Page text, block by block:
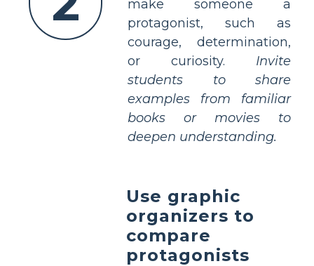
make someone a
protagonist, such as
courage, determination,
or curiosity. Invite
students to share
examples from familiar
books or movies to
deepen understanding.
Use graphic
organizers to
compare
protagonists